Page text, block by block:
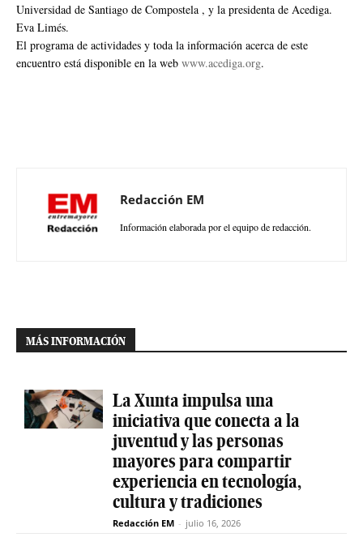
Universidad de Santiago de Compostela , y la presidenta de Acediga.
Eva Limés.
El programa de actividades y toda la información acerca de este
encuentro está disponible en la web www.acediga.org.
Redacción EM
Información elaborada por el equipo de redacción.
MÁS INFORMACIÓN
La Xunta impulsa una
iniciativa que conecta a la
juventud y las personas
mayores para compartir
experiencia en tecnología,
cultura y tradiciones
Redacción EM - julio 16, 2026